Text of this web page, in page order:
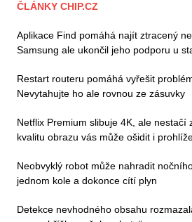
ČLÁNKY CHIP.CZ
Aplikace Find pomáhá najít ztracený
Samsung ale ukončil jeho podporu u
Restart routeru pomáhá vyřešit
Nevytahujte ho ale rovnou ze zásuvky
Netflix Premium slibuje 4K, ale nestačí
kvalitu obrazu vás může ošidit i
Neobvyklý robot může nahradit
jednom kole a dokonce cítí plyn
Detekce nevhodného obsahu